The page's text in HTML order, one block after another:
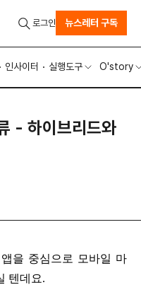
인사이터 실행도구 O'story
로그인 뉴스레터 구독
- 하이브리드와
을 중심으로 모바일 마
텐데요.